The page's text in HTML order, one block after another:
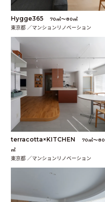
Hygge365 70㎡〜80㎡
東京都 ／マンションリノベーション
terracotta×KITCHEN
70㎡〜80
㎡
東京都 ／マンションリノベーション